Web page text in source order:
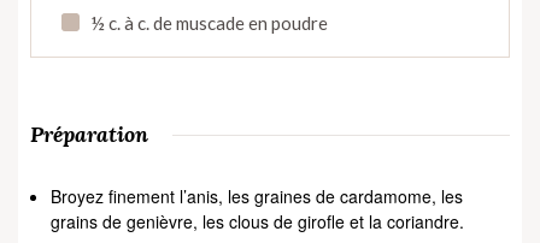
½ c. à c. de muscade en poudre
Préparation
Broyez finement l’anis, les graines de cardamome, les
grains de genièvre, les clous de girofle et la coriandre.